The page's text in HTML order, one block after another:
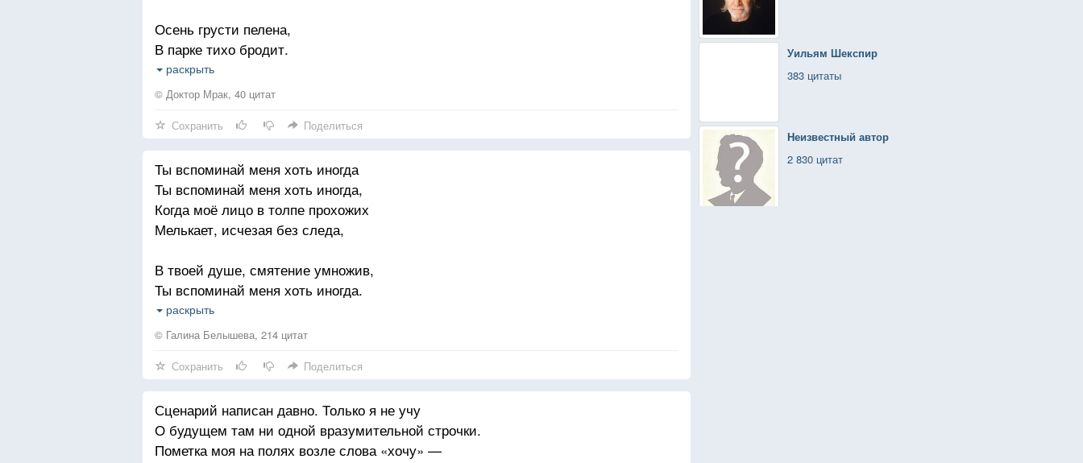
Уильям Шекспир
383 цитаты
Неизвестный автор
2 830 цитат
Осень грусти пелена,
В парке тихо бродит.
Одинокая луна,
Глаз с меня не сводит
Я иду куда-то вдаль,
В поисках рассвета.
Бесконечная печаль,
Счастье для поэта.
раскрыть
© Доктор Мрак, 40 цитат
Сохранить Поделиться
Ты вспоминай меня хоть иногда
Ты вспоминай меня хоть иногда,
Когда моё лицо в толпе прохожих
Мелькает, исчезая без следа,
В твоей душе, смятение умножив,
Ты вспоминай меня хоть иногда.
Ты вспоминай меня хоть иногда,
В снежинок карнавале новогоднем,
Заметь мои счастливые глаза, —
Звездой они пусть будут путеводной.
Ты вспоминай меня хоть иногда.
Ты вспоминай меня хоть иногда,
раскрыть
© Галина Белышева, 214 цитат
Сохранить Поделиться
Сценарий написан давно. Только я не учу
О будущем там ни одной вразумительной строчки.
Пометка моя на полях возле слова «хочу» —